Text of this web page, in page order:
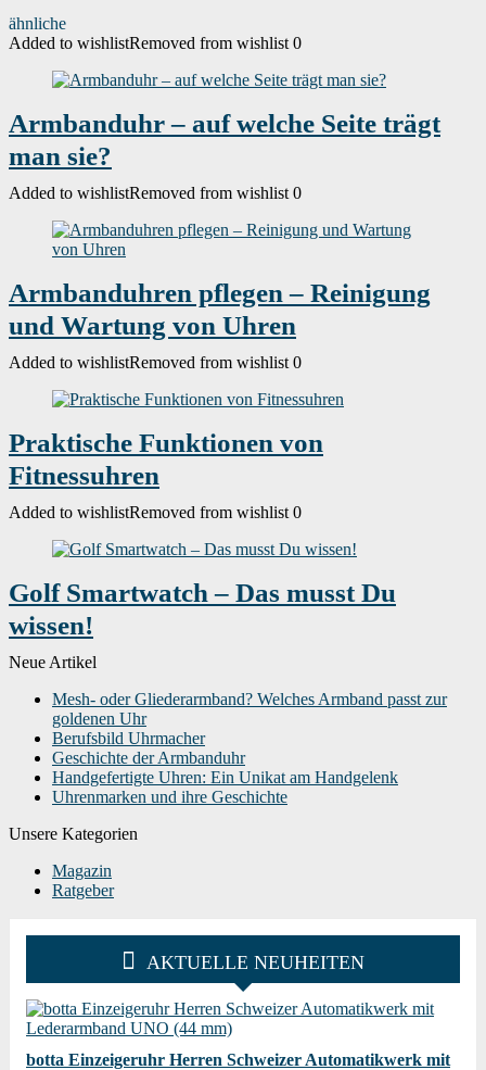
ähnliche
Added to wishlistRemoved from wishlist 0
Armbanduhr – auf welche Seite trägt
man sie?
Added to wishlistRemoved from wishlist 0
Armbanduhren pflegen – Reinigung
und Wartung von Uhren
Added to wishlistRemoved from wishlist 0
Praktische Funktionen von
Fitnessuhren
Added to wishlistRemoved from wishlist 0
Golf Smartwatch – Das musst Du
wissen!
Neue Artikel
Mesh- oder Gliederarmband? Welches Armband passt zur
goldenen Uhr
Berufsbild Uhrmacher
Geschichte der Armbanduhr
Handgefertigte Uhren: Ein Unikat am Handgelenk
Uhrenmarken und ihre Geschichte
Unsere Kategorien
Magazin
Ratgeber
AKTUELLE NEUHEITEN
botta Einzeigeruhr Herren Schweizer Automatikwerk mit